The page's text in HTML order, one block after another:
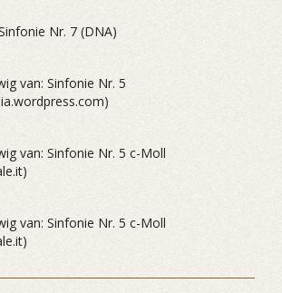
Nr. 7 (DNA)
van: Sinfonie Nr. 5
van: Sinfonie Nr. 5 c-Moll
van: Sinfonie Nr. 5 c-Moll